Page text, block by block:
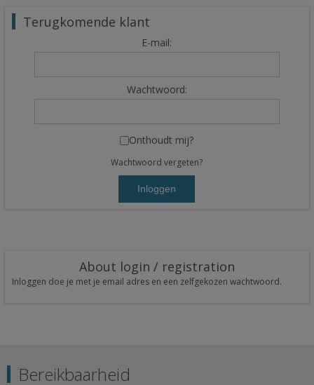
Terugkomende klant
E-mail:
Wachtwoord:
Onthoudt mij?
Wachtwoord vergeten?
Inloggen
About login / registration
Inloggen doe je met je email adres en een zelfgekozen wachtwoord.
Bereikbaarheid